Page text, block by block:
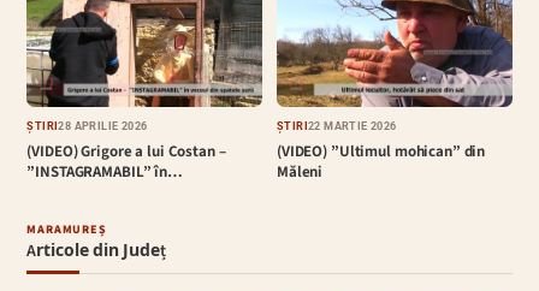
ȘTIRI28 APRILIE 2026
(VIDEO) Grigore a lui Costan –
”INSTAGRAMABIL” în…
ȘTIRI22 MARTIE 2026
(VIDEO) ”Ultimul mohican” din
Măleni
MARAMUREȘ
Articole din Județ